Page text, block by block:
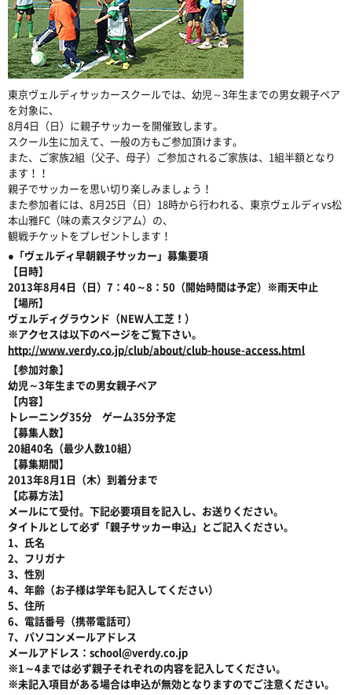
東京ヴェルディサッカースクールでは、幼児～3年生までの男女親子ペア
を対象に、
8月4日（日）に親子サッカーを開催致します。
スクール生に加えて、一般の方もご参加頂けます。
また、ご家族2組（父子、母子）ご参加されるご家族は、1組半額となり
ます！！
親子でサッカーを思い切り楽しみましょう！
また参加者には、8月25日（日）18時から行われる、東京ヴェルディvs松
本山雅FC（味の素スタジアム）の、
観戦チケットをプレゼントします！
●「ヴェルディ早朝親子サッカー」募集要項
【日時】
2013年8月4日（日）7：40～8：50（開始時間は予定）※雨天中止
【場所】
ヴェルディグラウンド（NEW人工芝！）
※アクセスは以下のページをご覧下さい。
http://www.verdy.co.jp/club/about/club-house-access.html
【参加対象】
幼児～3年生までの男女親子ペア
【内容】
トレーニング35分 ゲーム35分予定
【募集人数】
20組40名（最少人数10組）
【募集期間】
2013年8月1日（木）到着分まで
【応募方法】
メールにて受付。下記必要項目を記入し、お送りください。
タイトルとして必ず「親子サッカー申込」とご記入ください。
1、氏名
2、フリガナ
3、性別
4、年齢（お子様は学年も記入してください）
5、住所
6、電話番号（携帯電話可）
7、パソコンメールアドレス
メールアドレス：school@verdy.co.jp
※1～4までは必ず親子それぞれの内容を記入してください。
※未記入項目がある場合は申込が無効となりますのでご注意ください。